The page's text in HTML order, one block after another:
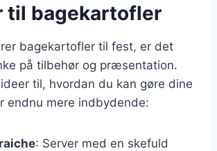
til bagekartofler
bagekartofler til fest, er det
på tilbehør og præsentation.
til, hvordan du kan gøre dine
endnu mere indbydende:
: Server med en skefuld